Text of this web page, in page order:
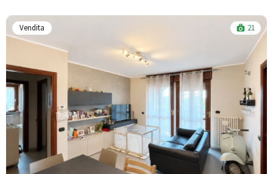
Vendita 21